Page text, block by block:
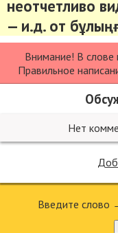
неотчетливо
— и.д. от
Внимание! В слове
Правильное
Нет
Введите слово